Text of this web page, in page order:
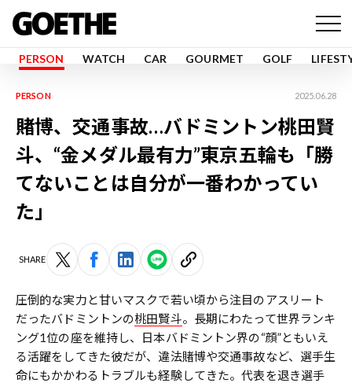
PERSON WATCH CAR GOURMET GOLF
PERSON 2025.06.28
賭博、交通事故…バドミントン桃田賢
斗、“金メダル最有力”東京五輪も「勝
てないことは自分が一番わかってい
た」
SHARE
圧倒的な実力と甘いマスクで若い頃から注目のアスリート
だったバドミントンの桃田賢斗。長期にわたって世界ランキ
ング1位の座を維持し、日本バドミントン界の“顔”ともいえ
る活躍をしてきた彼だが、違法賭博や交通事故など、選手生
命にもかかわるトラブルも経験してきた。代表を退き選手